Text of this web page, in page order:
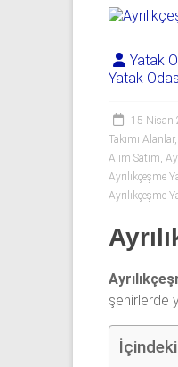
|
0
542
541
06
06
|
Spot
Yatak
Yatak
Yatak
15 Nisan
Takımı Alanlar,
Alım Satım,
Ayrılıkçeşme
Ayrılıkçeşme
şehirlerde